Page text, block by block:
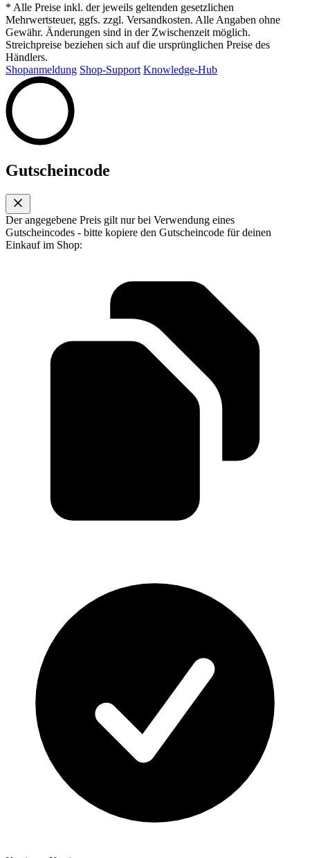
* Alle Preise inkl. der jeweils geltenden gesetzlichen
Mehrwertsteuer, ggfs. zzgl. Versandkosten. Alle Angaben ohne
Gewähr. Änderungen sind in der Zwischenzeit möglich.
Streichpreise beziehen sich auf die ursprünglichen Preise des
Händlers.
Shopanmeldung Shop-Support Knowledge-Hub
Gutscheincode
Der angegebene Preis gilt nur bei Verwendung eines
Gutscheincodes - bitte kopiere den Gutscheincode für deinen
Einkauf im Shop: